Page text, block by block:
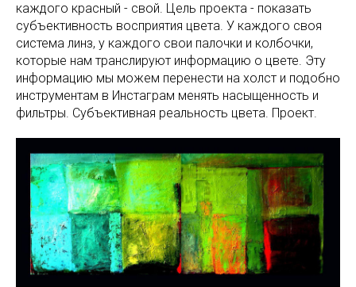
каждого красный - свой. Цель проекта - показать
субъективность восприятия цвета. У каждого своя
система линз, у каждого свои палочки и колбочки,
которые нам транслируют информацию о цвете. Эту
информацию мы можем перенести на холст и подобно
инструментам в Инстаграм менять насыщенность и
фильтры. Субъективная реальность цвета. Проект.